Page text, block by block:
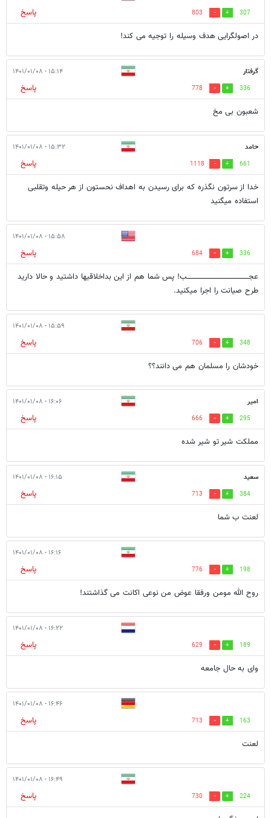
307
803
پاسخ
در اصولگرایی هدف وسیله را توجیه می کند!
گرفتار ۱۵:۱۴ - ۱۴۰۱/۰۱/۰۸
336
778
پاسخ
شعبون بی مخ
حامد ۱۵:۳۲ - ۱۴۰۱/۰۱/۰۸
661
1118
پاسخ
خدا از سرتون نگذره که برای رسیدن به اهداف نحستون از هر حیله وتقلبی
استفاده میگنید
۱۵:۵۸ - ۱۴۰۱/۰۱/۰۸
336
684
پاسخ
عجـــــــــــــــــــــــــــــــــــــــــــــــــــب! پس شما هم از این بداخلاقیها داشتید و حالا دارید
طرح صیانت را اجرا میکنید.
۱۵:۵۹ - ۱۴۰۱/۰۱/۰۸
348
706
پاسخ
خودشان را مسلمان هم می دانند؟؟
امیر ۱۶:۰۶ - ۱۴۰۱/۰۱/۰۸
295
666
پاسخ
مملکت شیر تو شیر شده
سعید ۱۶:۱۵ - ۱۴۰۱/۰۱/۰۸
384
713
پاسخ
لعنت ب شما
۱۶:۱۶ - ۱۴۰۱/۰۱/۰۸
198
776
پاسخ
روح الله مومن ورفقا عوض من نوعی اکانت می گذاشتند!
۱۶:۲۲ - ۱۴۰۱/۰۱/۰۸
189
629
پاسخ
وای به حال جامعه
۱۶:۴۶ - ۱۴۰۱/۰۱/۰۸
163
713
پاسخ
لعنت
۱۶:۴۹ - ۱۴۰۱/۰۱/۰۸
224
730
پاسخ